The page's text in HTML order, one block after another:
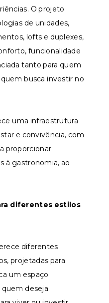
O projeto
de unidades,
lofts e duplexes,
funcionalidade
tanto para quem
busca investir no
uma infraestrutura
e convivência, com
proporcionar
à gastronomia, ao
diferentes estilos
diferentes
projetadas para
um espaço
deseja